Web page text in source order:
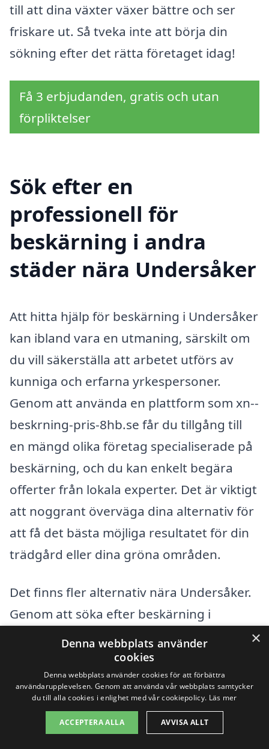
till att dina växter växer bättre och ser
friskare ut. Så tveka inte att börja din
sökning efter det rätta företaget idag!
Få 3 erbjudanden, gratis och utan
förpliktelser
Sök efter en
professionell för
beskärning i andra
städer nära Undersåker
Att hitta hjälp för beskärning i Undersåker
kan ibland vara en utmaning, särskilt om
du vill säkerställa att arbetet utförs av
kunniga och erfarna yrkespersoner.
Genom att använda en plattform som xn--
beskrning-pris-8hb.se får du tillgång till
en mängd olika företag specialiserade på
beskärning, och du kan enkelt begära
offerter från lokala experter. Det är viktigt
att noggrant överväga dina alternativ för
att få det bästa möjliga resultatet för din
trädgård eller dina gröna områden.
Det finns fler alternativ nära Undersåker.
Genom att söka efter beskärning i
omgivande städer kan du jämföra olika
företag och hitta det som bäst passar
dina behov. Här är några av de städer
som ruvar på potentiella lösningar:
Åre
×
Denna webbplats använder
cookies
Denna webbplats använder cookies för att förbättra
användarupplevelsen. Genom att använda vår webbplats samtycker
du till alla cookies i enlighet med vår cookiepolicy. Läs mer
ACCEPTERA ALLA AVVISA ALLT